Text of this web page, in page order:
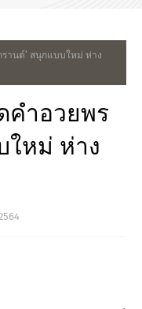
านต์’ สนุกแบบใหม่ ห่าง
คำอวยพร
ใหม่ ห่าง